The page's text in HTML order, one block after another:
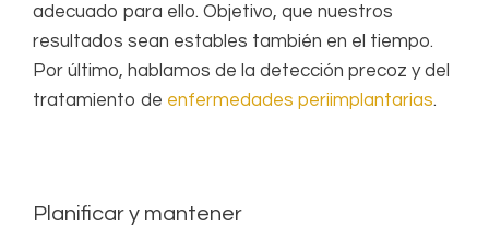
adecuado para ello. Objetivo, que nuestros
resultados sean estables también en el tiempo.
Por último, hablamos de la detección precoz y del
tratamiento de enfermedades periimplantarias.
Planificar y mantener